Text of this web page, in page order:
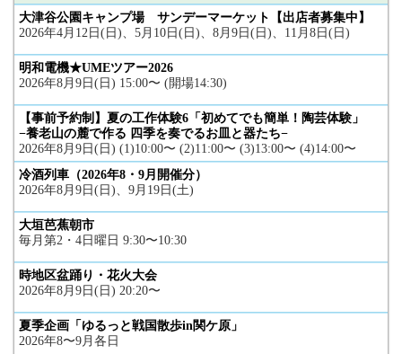
大津谷公園キャンプ場 サンデーマーケット【出店者募集中】
2026年4月12日(日)、5月10日(日)、8月9日(日)、11月8日(日)
明和電機★UMEツアー2026
2026年8月9日(日) 15:00〜 (開場14:30)
【事前予約制】夏の工作体験6「初めてでも簡単！陶芸体験」
−養老山の麓で作る 四季を奏でるお皿と器たち−
2026年8月9日(日) (1)10:00〜 (2)11:00〜 (3)13:00〜 (4)14:00〜
冷酒列車（2026年8・9月開催分）
2026年8月9日(日)、9月19日(土)
大垣芭蕉朝市
毎月第2・4日曜日 9:30〜10:30
時地区盆踊り・花火大会
2026年8月9日(日) 20:20〜
夏季企画「ゆるっと戦国散歩in関ケ原」
2026年8〜9月各日